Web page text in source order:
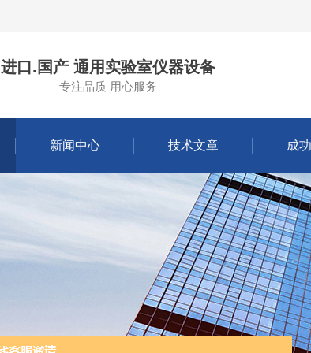
进口.国产 通用实验室仪器设备
专注品质 用心服务
新闻中心 技术文章 成